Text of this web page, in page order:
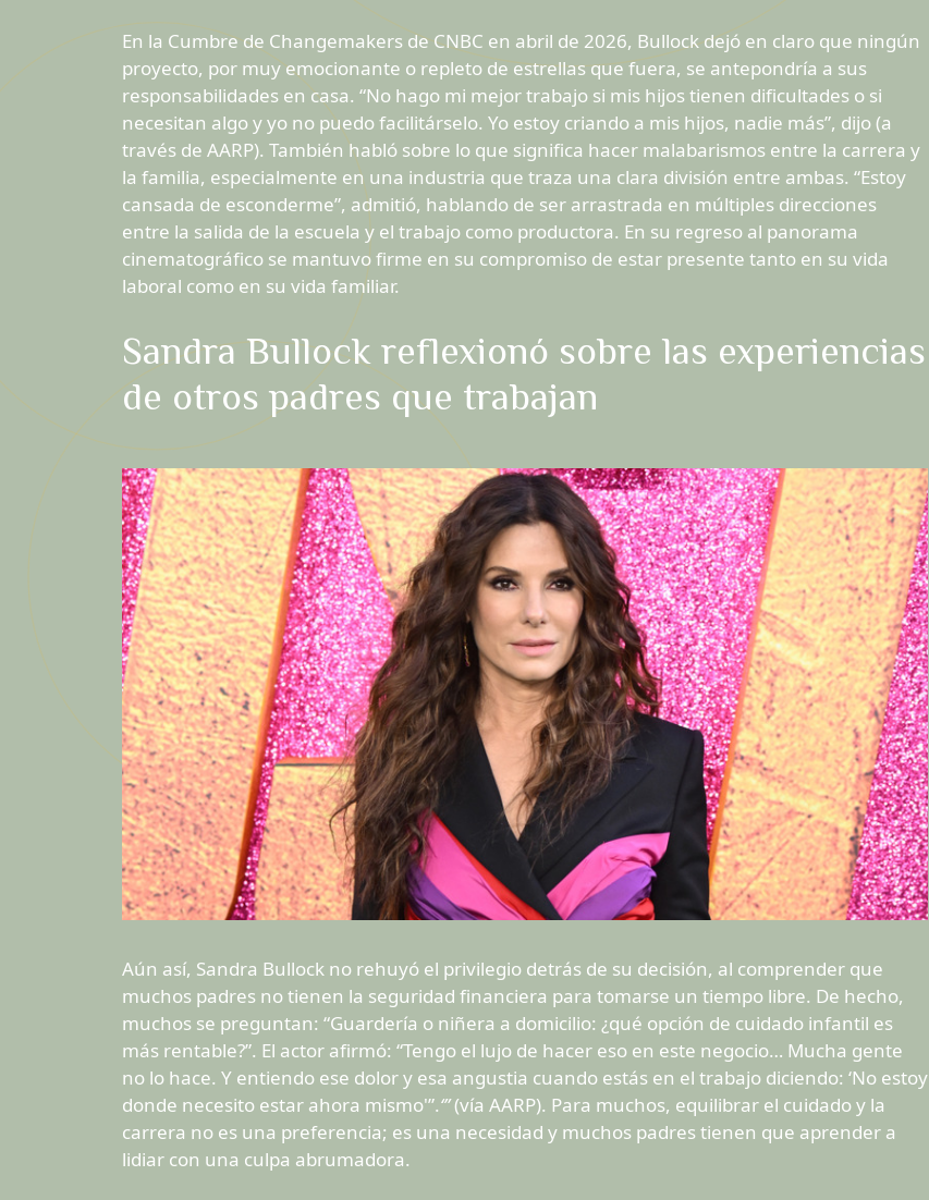
En la Cumbre de Changemakers de CNBC en abril de 2026, Bullock dejó en claro que ningún
proyecto, por muy emocionante o repleto de estrellas que fuera, se antepondría a sus
responsabilidades en casa. “No hago mi mejor trabajo si mis hijos tienen dificultades o si
necesitan algo y yo no puedo facilitárselo. Yo estoy criando a mis hijos, nadie más”, dijo (a
través de AARP). También habló sobre lo que significa hacer malabarismos entre la carrera y
la familia, especialmente en una industria que traza una clara división entre ambas. “Estoy
cansada de esconderme”, admitió, hablando de ser arrastrada en múltiples direcciones
entre la salida de la escuela y el trabajo como productora. En su regreso al panorama
cinematográfico se mantuvo firme en su compromiso de estar presente tanto en su vida
laboral como en su vida familiar.
Sandra Bullock reflexionó sobre las experiencias
de otros padres que trabajan
Aún así, Sandra Bullock no rehuyó el privilegio detrás de su decisión, al comprender que
muchos padres no tienen la seguridad financiera para tomarse un tiempo libre. De hecho,
muchos se preguntan: “Guardería o niñera a domicilio: ¿qué opción de cuidado infantil es
más rentable?”. El actor afirmó: “Tengo el lujo de hacer eso en este negocio… Mucha gente
no lo hace. Y entiendo ese dolor y esa angustia cuando estás en el trabajo diciendo: ‘No estoy
donde necesito estar ahora mismo'”.‘”(vía AARP). Para muchos, equilibrar el cuidado y la
carrera no es una preferencia; es una necesidad y muchos padres tienen que aprender a
lidiar con una culpa abrumadora.